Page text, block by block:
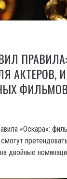
АКТЕРОВ,
ФИЛЬМОВ
«Оскара»:
двойные